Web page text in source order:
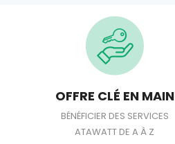
OFFRE CLÉ EN MAIN
BÉNÉFICIER DES SERVICES
ATAWATT DE A À Z